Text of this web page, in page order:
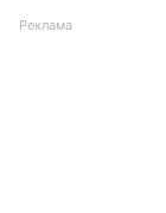
Реклама